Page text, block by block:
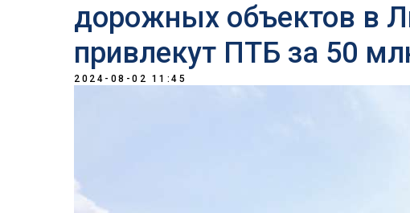
дорожных объектов в
привлекут ПТБ за 50
2024-08-02 11:45